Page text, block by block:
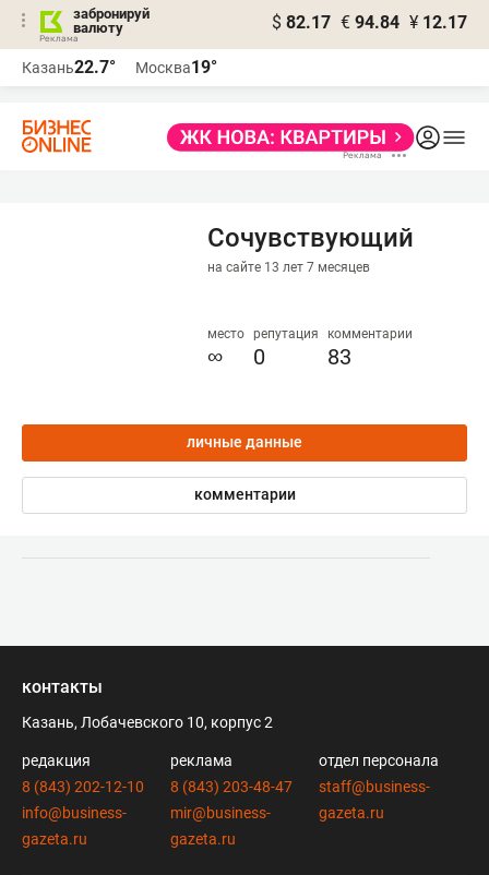
забронируй
валюту
$ 82.17 € 94.84 ¥ 12.17
Казань22.7° Москва19°
Сочувствующий
на сайте 13 лет 7 месяцев
место
∞
репутация
0
комментарии
83
личные данные
комментарии
контакты
Казань, Лобачевского 10, корпус 2
редакция
8 (843) 202-12-10
info@business-
gazeta.ru
реклама
8 (843) 203-48-47
mir@business-
gazeta.ru
отдел персонала
staff@business-
gazeta.ru